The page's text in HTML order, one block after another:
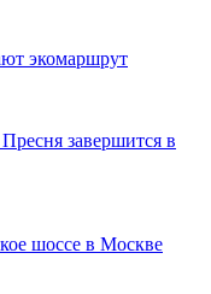
экомаршрут
завершится в
шоссе в Москве